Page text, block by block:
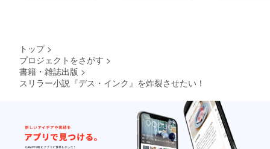
トップ >
プロジェクトをさがす >
書籍・雑誌出版 >
スリラー小説『デス・インク』を炸裂させたい！